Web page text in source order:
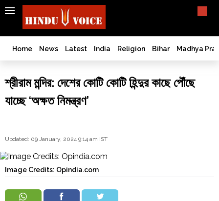
SEARCH
India
Bangladesh
West
World
History
Ghar
Wapsi
Home News Latest India Religion Bihar Madhya
শ্রীরাম মন্দির: দেশের কোটি কোটি হিন্দুর কাছে পৌঁছে
যাচ্ছে ‘অক্ষত নিমন্ত্রণ’
Updated: 09 January, 2024 9:14 am IST
Image Credits: Opindia.com